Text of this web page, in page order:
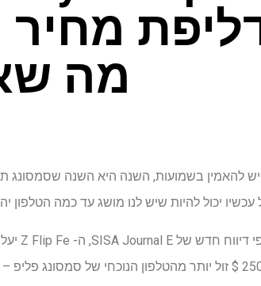
מה
יכול להיות שיש לנו מושג עד כמה הטלפון